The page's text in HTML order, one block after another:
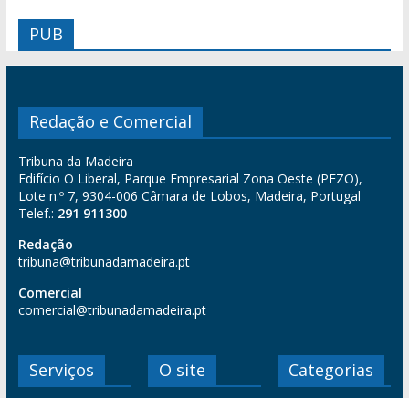
PUB
Redação e Comercial
Tribuna da Madeira
Edifício O Liberal, Parque Empresarial Zona Oeste (PEZO),
Lote n.º 7, 9304-006 Câmara de Lobos, Madeira, Portugal
Telef.: 291 911300
Redação
tribuna@tribunadamadeira.pt
Comercial
comercial@tribunadamadeira.pt
Serviços O site Categorias